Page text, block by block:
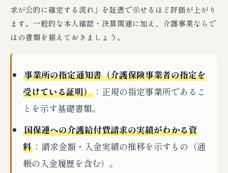
求が公的に確定する流れ」を証憑で示せるほど評価が上がり
ます。一般的な本人確認・決算関連に加え、介護事業ならで
はの書類を揃えておきましょう。
事業所の指定通知書（介護保険事業者の指定を
受けている証明） ：正規の指定事業所であるこ
とを示す基礎書類。
国保連への介護給付費請求の実績がわかる資
料 ：請求金額・入金実績の推移を示すもの（通
帳の入金履歴を含む）。